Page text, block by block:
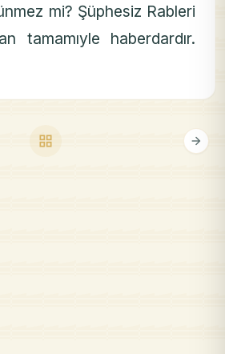
mi? Şüphesiz Rableri
tamamıyle haberdardır.
grid_view arrow_forward